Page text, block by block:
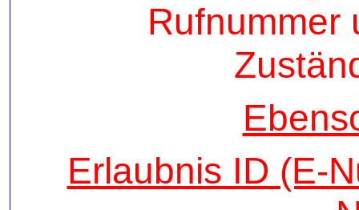
Rufnummer
Erlaubnis ID (E-